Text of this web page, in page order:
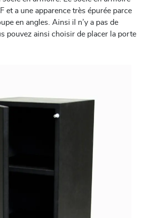
et a une apparence très épurée parce
en angles. Ainsi il n’y a pas de
pouvez ainsi choisir de placer la porte